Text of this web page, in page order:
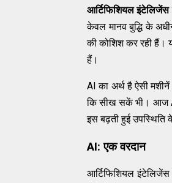
आर्टिफिशियल इंटेलिजेंस
केवल मानव बुद्धि के
की कोशिश कर रही हैं।
हैं।
AI का अर्थ है ऐसी
कि सीख सकें भी। आज AI
इस बढ़ती हुई
AI: एक वरदान
आर्टिफिशियल